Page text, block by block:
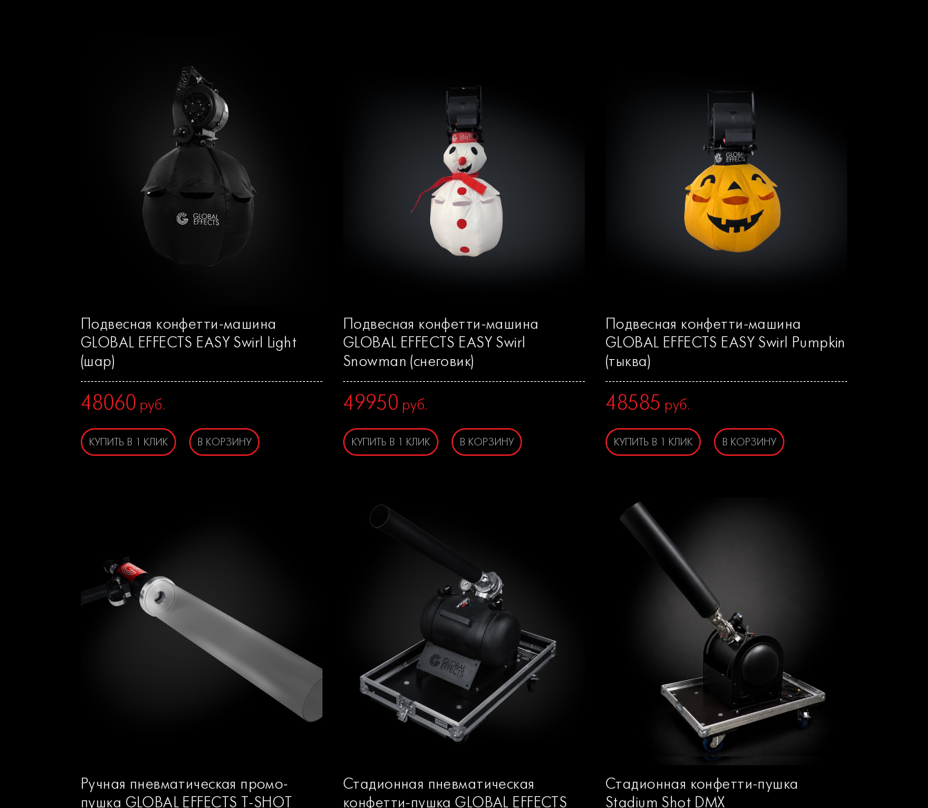
Подвесная конфетти-машина
GLOBAL EFFECTS EASY Swirl Light
(шар)
48060 руб.
КУПИТЬ В 1 КЛИК В КОРЗИНУ
Подвесная конфетти-машина
GLOBAL EFFECTS EASY Swirl
Snowman (снеговик)
49950 руб.
КУПИТЬ В 1 КЛИК В КОРЗИНУ
Подвесная конфетти-машина
GLOBAL EFFECTS EASY Swirl Pumpkin
(тыква)
48585 руб.
КУПИТЬ В 1 КЛИК В КОРЗИНУ
Ручная пневматическая промо-
пушка GLOBAL EFFECTS T-SHOT
Стадионная пневматическая
конфетти-пушка GLOBAL EFFECTS
Стадионная конфетти-пушка
Stadium Shot DMX